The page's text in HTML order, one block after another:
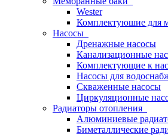
Wester
Комплектуюшие для
Насосы
Дренажные насосы
Канализационные
Комплектующие к
Насосы для
Скваженные насосы
Циркуляционные
Радиаторы отопления
Алюминиевые
Биметаллические